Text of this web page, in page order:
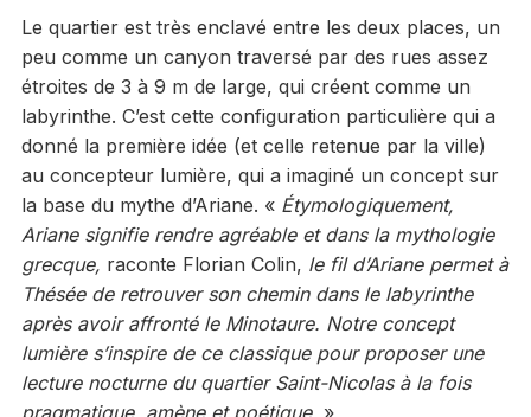
Le quartier est très enclavé entre les deux places, un
peu comme un canyon traversé par des rues assez
étroites de 3 à 9 m de large, qui créent comme un
labyrinthe. C’est cette configuration particulière qui a
donné la première idée (et celle retenue par la ville)
au concepteur lumière, qui a imaginé un concept sur
la base du mythe d’Ariane. « Étymologiquement,
Ariane signifie rendre agréable et dans la mythologie
grecque, raconte Florian Colin, le fil d’Ariane permet à
Thésée de retrouver son chemin dans le labyrinthe
après avoir affronté le Minotaure. Notre concept
lumière s’inspire de ce classique pour proposer une
lecture nocturne du quartier Saint-Nicolas à la fois
pragmatique, amène et poétique. »